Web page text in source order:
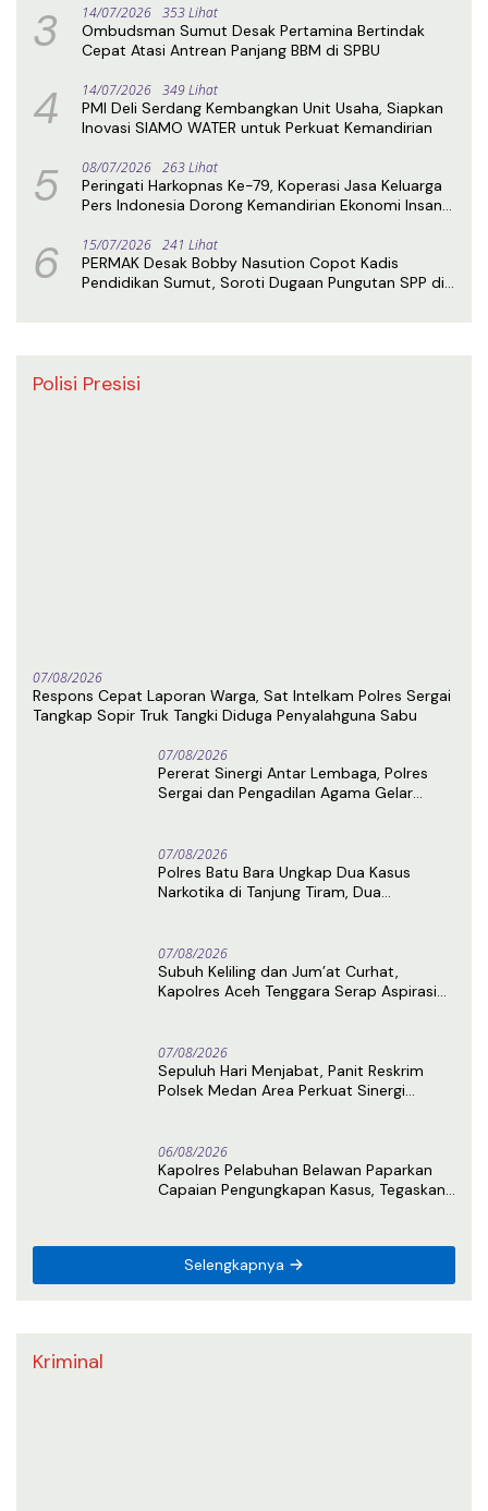
3 14/07/2026 353 Lihat
Ombudsman Sumut Desak Pertamina Bertindak
Cepat Atasi Antrean Panjang BBM di SPBU
4 14/07/2026 349 Lihat
PMI Deli Serdang Kembangkan Unit Usaha, Siapkan
Inovasi SIAMO WATER untuk Perkuat Kemandirian
5 08/07/2026 263 Lihat
Peringati Harkopnas Ke-79, Koperasi Jasa Keluarga
Pers Indonesia Dorong Kemandirian Ekonomi Insan
6 15/07/2026 241 Lihat
PERMAK Desak Bobby Nasution Copot Kadis
Pendidikan Sumut, Soroti Dugaan Pungutan SPP di
Polisi Presisi
07/08/2026
Respons Cepat Laporan Warga, Sat Intelkam Polres Sergai
Tangkap Sopir Truk Tangki Diduga Penyalahguna Sabu
07/08/2026
Pererat Sinergi Antar Lembaga, Polres
Sergai dan Pengadilan Agama Gelar
07/08/2026
Polres Batu Bara Ungkap Dua Kasus
Narkotika di Tanjung Tiram, Dua
07/08/2026
Subuh Keliling dan Jum’at Curhat,
Kapolres Aceh Tenggara Serap Aspirasi
07/08/2026
Sepuluh Hari Menjabat, Panit Reskrim
Polsek Medan Area Perkuat Sinergi
06/08/2026
Kapolres Pelabuhan Belawan Paparkan
Capaian Pengungkapan Kasus, Tegaskan
Selengkapnya
Kriminal